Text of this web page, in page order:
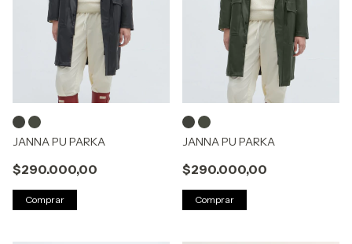
JANNA PU PARKA
$290.000,00
Comprar
JANNA PU PARKA
$290.000,00
Comprar